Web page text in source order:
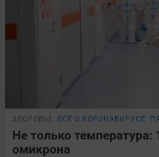
ЗДОРОВЬЕ ВСЁ О КОРОНАВИРУСЕ
Не только
омикрона